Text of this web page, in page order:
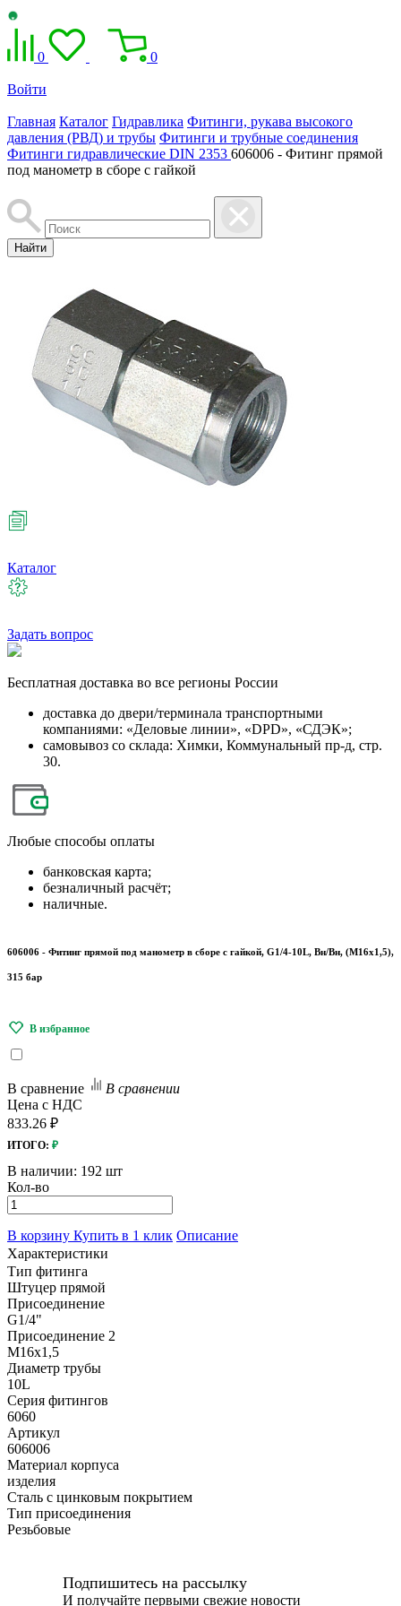
0 0
Войти
Главная Каталог Гидравлика Фитинги, рукава высокого
давления (РВД) и трубы Фитинги и трубные соединения
Фитинги гидравлические DIN 2353 606006 - Фитинг прямой
под манометр в сборе с гайкой
Найти
Каталог
Задать вопрос
Бесплатная доставка во все регионы России
доставка до двери/терминала транспортными
компаниями: «Деловые линии», «DPD», «СДЭК»;
самовывоз со склада: Химки, Коммунальный пр-д, стр.
30.
Любые способы оплаты
банковская карта;
безналичный расчёт;
наличные.
606006 - Фитинг прямой под манометр в сборе с гайкой, G1/4-10L, Вн/Вн, (М16х1,5),
315 бар
В сравнение
В сравнении
Цена с НДС
833.26 ₽
ИТОГО: ₽
В наличии: 192 шт
Кол-во
В корзину Купить в 1 клик Описание
Характеристики
Тип фитинга
Штуцер прямой
Присоединение
G1/4"
Присоединение 2
M16x1,5
Диаметр трубы
10L
Серия фитингов
6060
Артикул
606006
Материал корпуса
изделия
Сталь с цинковым покрытием
Тип присоединения
Резьбовые
Подпишитесь на рассылку
И получайте первыми свежие новости